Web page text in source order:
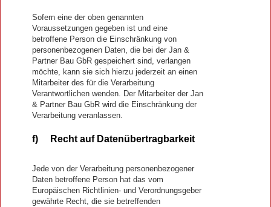
Sofern eine der oben genannten
Voraussetzungen gegeben ist und eine
betroffene Person die Einschränkung von
personenbezogenen Daten, die bei der Jan &
Partner Bau GbR gespeichert sind, verlangen
möchte, kann sie sich hierzu jederzeit an einen
Mitarbeiter des für die Verarbeitung
Verantwortlichen wenden. Der Mitarbeiter der Jan
& Partner Bau GbR wird die Einschränkung der
Verarbeitung veranlassen.
f) Recht auf Datenübertragbarkeit
Jede von der Verarbeitung personenbezogener
Daten betroffene Person hat das vom
Europäischen Richtlinien- und Verordnungsgeber
gewährte Recht, die sie betreffenden